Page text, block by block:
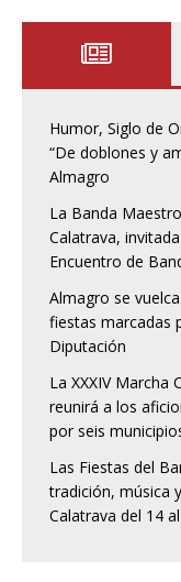
Humor, Siglo de
“De doblones y
Almagro
La Banda
Calatrava,
Encuentro de
Almagro se
fiestas marcadas
Diputación
La XXXIV Marcha
reunirá a los
por seis
Las Fiestas del
tradición, música
Calatrava del 14